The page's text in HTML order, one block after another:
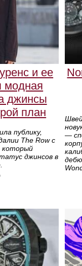
и ее
модная
джинсы
план
публику,
The Row с
который
джинсов в
—